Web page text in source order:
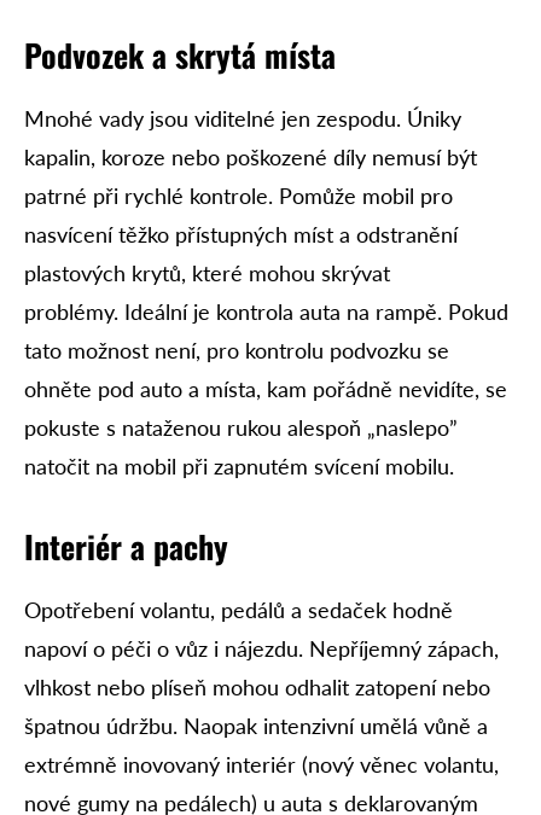
Podvozek a skrytá místa
Mnohé vady jsou viditelné jen zespodu. Úniky
kapalin, koroze nebo poškozené díly nemusí být
patrné při rychlé kontrole. Pomůže mobil pro
nasvícení těžko přístupných míst a odstranění
plastových krytů, které mohou skrývat
problémy. Ideální je kontrola auta na rampě. Pokud
tato možnost není, pro kontrolu podvozku se
ohněte pod auto a místa, kam pořádně nevidíte, se
pokuste s nataženou rukou alespoň „naslepo”
natočit na mobil při zapnutém svícení mobilu.
Interiér a pachy
Opotřebení volantu, pedálů a sedaček hodně
napoví o péči o vůz i nájezdu. Nepříjemný zápach,
vlhkost nebo plíseň mohou odhalit zatopení nebo
špatnou údržbu. Naopak intenzivní umělá vůně a
extrémně inovovaný interiér (nový věnec volantu,
nové gumy na pedálech) u auta s deklarovaným